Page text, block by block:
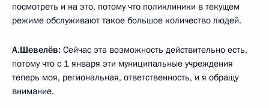
посмотреть и на это, потому что поликлиники в текущем
режиме обслуживают такое большое количество людей.
А.Шевелёв: Сейчас эта возможность действительно есть,
потому что с 1 января эти муниципальные учреждения
теперь моя, региональная, ответственность, и я обращу
внимание.